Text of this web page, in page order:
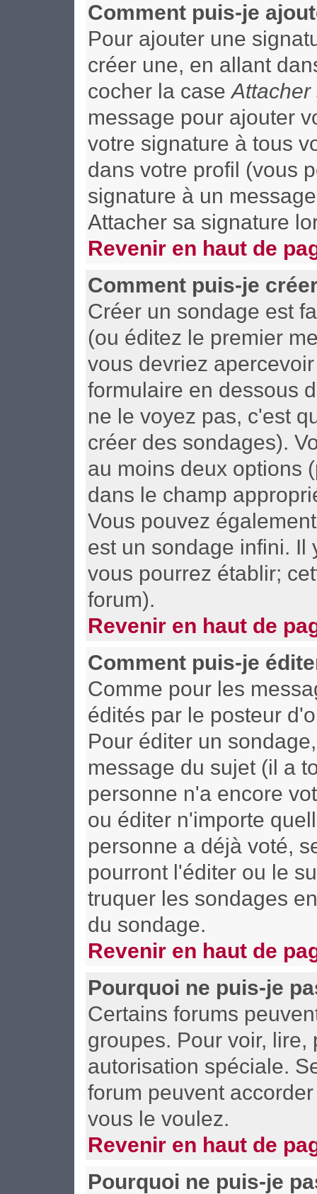
Comment puis-je
Pour ajouter une
créer une, en allant
cocher la caseAttacher
message pour ajouter
votre signature à tous
dans votre profil (vous
signature à un
Attacher sa signature
Revenir en haut de
Comment puis-je
Créer un sondage est
(ou éditez le premier
vous devriez
formulaire en dessous
ne le voyez pas, c'est
créer des sondages).
au moins deux options
dans le champ
Vous pouvez
est un sondage infini. Il
vous pourrez établir;
forum).
Revenir en haut de
Comment puis-je
Comme pour les
édités par le posteur
Pour éditer un
message du sujet (il a
personne n'a encore
ou éditer n'importe
personne a déjà voté,
pourront l'éditer ou le
truquer les sondages
du sondage.
Revenir en haut de
Pourquoi ne puis-je
Certains forums
groupes. Pour voir, lire,
autorisation spéciale.
forum peuvent
vous le voulez.
Revenir en haut de
Pourquoi ne puis-je